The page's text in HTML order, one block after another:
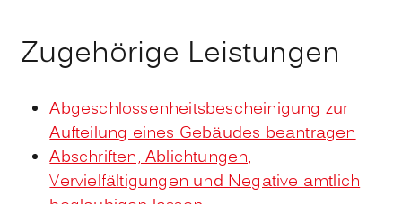
Zugehörige Leistungen
Abgeschlossenheitsbescheinigung zur
Aufteilung eines Gebäudes beantragen
Abschriften, Ablichtungen,
Vervielfältigungen und Negative amtlich